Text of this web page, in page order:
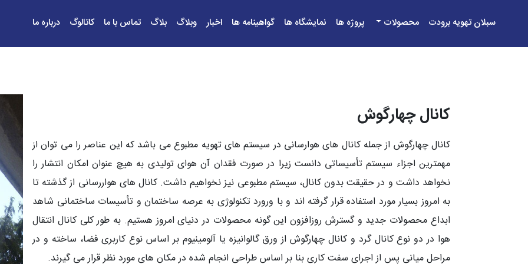
سبلان تهویه برودت محصولات پروژه ها نمایشگاه ها گواهینامه ها اخبار وبلاگ بلاگ تماس با ما کاتالوگ درباره ما
کانال چهارگوش
کانال چهارگوش از جمله کانال های هوارسانی در سیستم های تهویه مطبوع می باشد که این عناصر را می توان از
مهمترین اجزاء سیستم تأسیساتی دانست زیرا در صورت فقدان آن هوای تولیدی به هیچ عنوان امکان انتشار را
نخواهد داشت و در حقیقت بدون کانال، سیستم مطبوعی نیز نخواهیم داشت. کانال های هواررسانی از گذشته تا
به امروز بسیار مورد استفاده قرار گرفته اند و با ورورد تکنولوژی به عرصه ساختمان و تأسیسات ساختمانی شاهد
ابداع محصولات جدید و گسترش روزافزون این گونه محصولات در دنیای امروز هستیم. به طور کلی کانال انتقال
هوا در دو نوع کانال گرد و کانال چهارگوشاز ورق گالوانیزه یا آلومینیوم بر اساس نوع کاربری فضا، ساخته و در
مراحل میانی پس از اجرای سفت کاری بنا بر اساس طراحی انجام شده در مکان های مورد نظر قرار می گیرند.